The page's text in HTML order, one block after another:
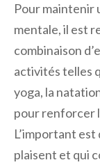
Pour maintenir
mentale, il est
combinaison
activités telles
yoga, la
pour renforcer
L’important
plaisent et qui